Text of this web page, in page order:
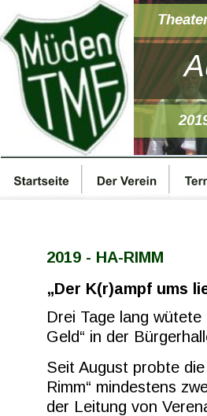
2019 - HA-RIMM
„Der K(r)ampf ums
Drei Tage lang
Geld“ in der
Seit August probte
Rimm“ mindestens
der Leitung von